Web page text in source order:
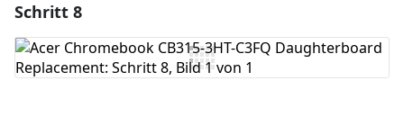
Kommentar hinzufügen
Schritt 8